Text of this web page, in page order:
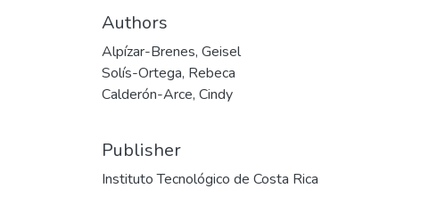
Authors
Alpízar-Brenes, Geisel
Solís-Ortega, Rebeca
Calderón-Arce, Cindy
Publisher
Instituto Tecnológico de Costa Rica